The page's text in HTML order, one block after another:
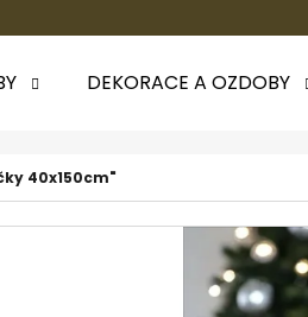
DEKORACE A OZDOBY
40x150cm"